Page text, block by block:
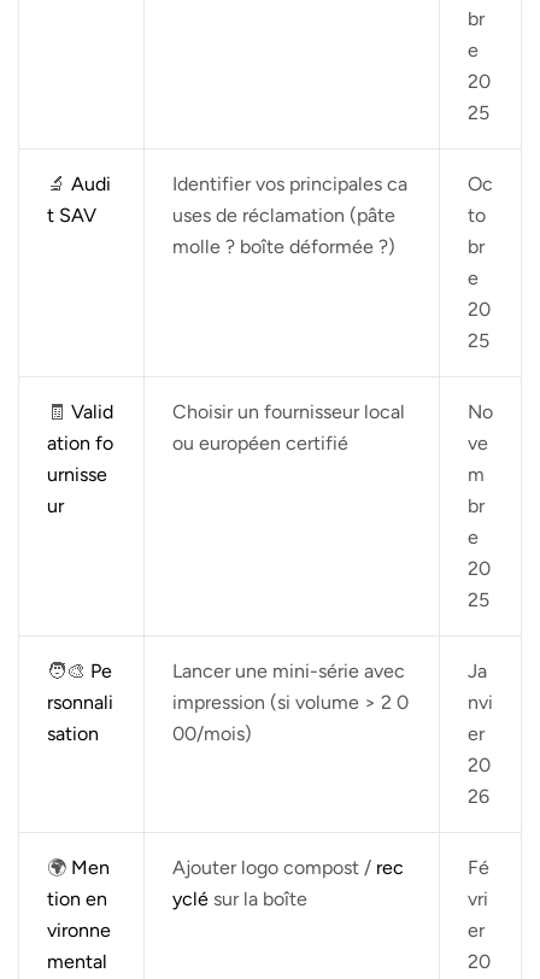
br
e
20
25
🔬 Audi
t SAV
Identifier vos principales ca
uses de réclamation (pâte
molle ? boîte déformée ?)
Oc
to
br
e
20
25
🧾 Valid
ation fo
urnisse
ur
Choisir un fournisseur local
ou européen certifié
No
ve
m
br
e
20
25
🧑‍🎨 Pe
rsonnali
sation
Lancer une mini-série avec
impression (si volume > 2 0
00/mois)
Ja
nvi
er
20
26
🌍 Men
tion en
vironne
mental
Ajouter logo compost / rec
yclésur la boîte
Fé
vri
er
20